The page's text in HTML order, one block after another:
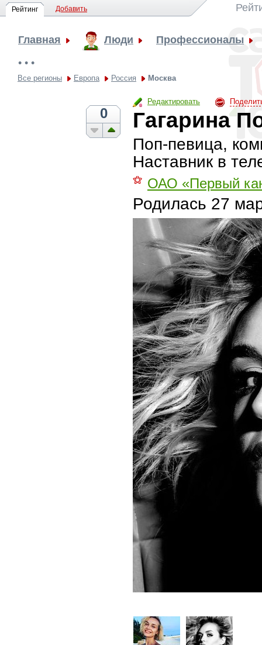
Рейтинг Добавить
Главная Люди Профессионалы
• • •
Все регионы Европа Россия Москва
Редактировать
0 Гагарина
Поп-певица,
Наставник в
⚝ ОАО «Первый
Родилась 27